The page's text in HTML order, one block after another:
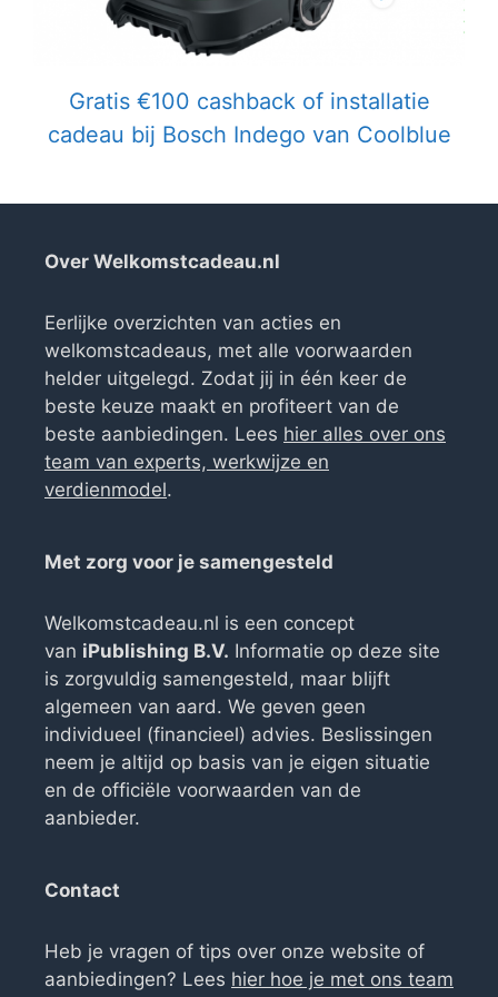
Gratis €100 cashback of installatie
cadeau bij Bosch Indego van Coolblue
Over Welkomstcadeau.nl
Eerlijke overzichten van acties en
welkomstcadeaus, met alle voorwaarden
helder uitgelegd. Zodat jij in één keer de
beste keuze maakt en profiteert van de
beste aanbiedingen. Lees hier alles over ons
team van experts, werkwijze en
verdienmodel.
Met zorg voor je samengesteld
Welkomstcadeau.nl is een concept
van iPublishing B.V. Informatie op deze site
is zorgvuldig samengesteld, maar blijft
algemeen van aard. We geven geen
individueel (financieel) advies. Beslissingen
neem je altijd op basis van je eigen situatie
en de officiële voorwaarden van de
aanbieder.
Contact
Heb je vragen of tips over onze website of
aanbiedingen? Lees hier hoe je met ons team